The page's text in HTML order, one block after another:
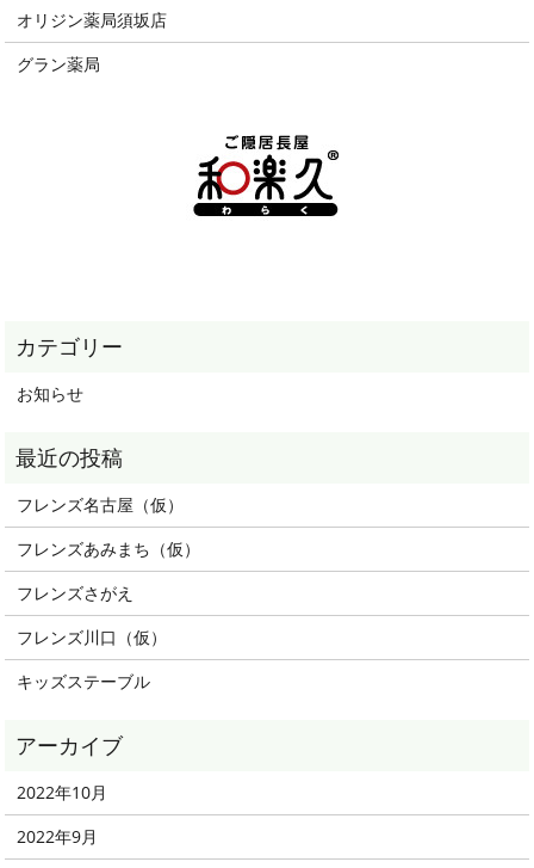
オリジン薬局須坂店
グラン薬局
お知らせ
フレンズ名古屋（仮）
フレンズあみまち（仮）
フレンズさがえ
フレンズ川口（仮）
キッズステーブル
2022年10月
2022年9月